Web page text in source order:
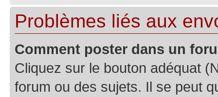
Problèmes liés aux
Comment poster dans un
Cliquez sur le bouton adéquat
forum ou des sujets. Il se peut